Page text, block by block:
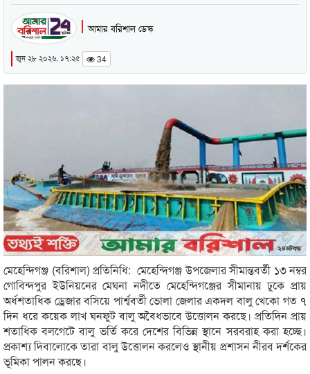
আমার বরিশাল ডেস্ক
জুন ২৮ ২০২৬, ১৭:২৫ 34
মেহেন্দিগঞ্জ (বরিশাল) প্রতিনিধি: মেহেন্দিগঞ্জ উপজেলার সীমান্তবর্তী ১৩ নম্বর
গোবিন্দপুর ইউনিয়নের মেঘনা নদীতে মেহেন্দিগঞ্জের সীমানায় ঢুকে প্রায়
অর্ধশতাধিক ড্রেজার বসিয়ে পার্শ্ববর্তী ভোলা জেলার একদল বালু খেকো গত ৭
দিন ধরে কয়েক লাখ ঘনফুট বালু অবৈধভাবে উত্তোলন করছে। প্রতিদিন প্রায়
শতাধিক বলগেটে বালু ভর্তি করে দেশের বিভিন্ন স্থানে সরবরাহ করা হচ্ছে।
প্রকাশ্য দিবালোকে তারা বালু উত্তোলন করলেও স্থানীয় প্রশাসন নীরব দর্শকের
ভূমিকা পালন করছে।